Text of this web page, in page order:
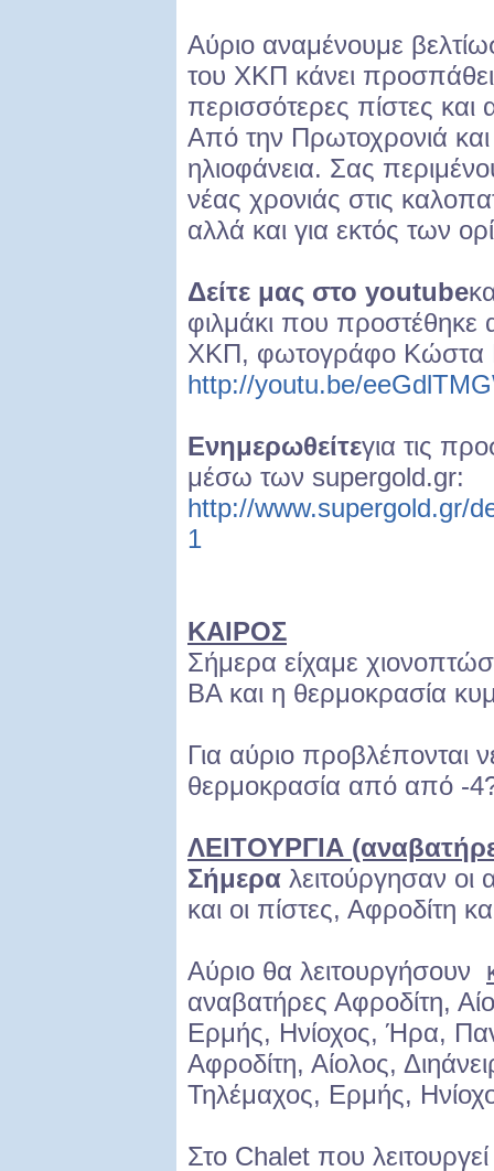
Αύριο αναμένουμε
του ΧΚΠ κάνει
περισσότερες πίστες
Από την Πρωτοχρονιά
ηλιοφάνεια. Σας
νέας χρονιάς στις
αλλά και για εκτός των
Δείτε μας στο youtube
φιλμάκι που προστέθηκε
ΧΚΠ, φωτογράφο Κώστα
http://youtu.be/
Ενημερωθείτεγια τις
μέσω των supergold.gr:
http://www.supergold.gr/
1
ΚΑΙΡΟΣ
Σήμερα είχαμε
ΒΑ και η θερμοκρασία
Για αύριο προβλέπονται
θερμοκρασία από από -
ΛΕΙΤΟΥΡΓΙΑ
Σήμερα λειτούργησαν οι
και οι πίστες, Αφροδίτη
Αύριο θα λειτουργήσουν
αναβατήρες Αφροδίτη,
Ερμής, Ηνίοχος, Ήρα,
Αφροδίτη, Αίολος,
Τηλέμαχος, Ερμής,
Στο Chalet που